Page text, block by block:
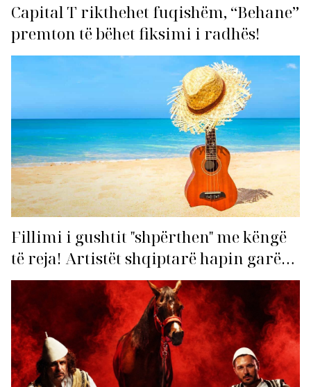
Capital T rikthehet fuqishëm, “Behane”
premton të bëhet fiksimi i radhës!
Fillimi i gushtit "shpërthen" me këngë
të reja! Artistët shqiptarë hapin garën
për hitin e verës!